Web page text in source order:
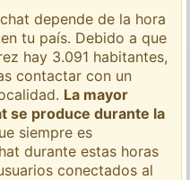
depende de la hora
tu país. Debido a que
hay 3.091 habitantes,
contactar con un
La mayor
se produce durante la
siempre es
durante estas horas
conectados al